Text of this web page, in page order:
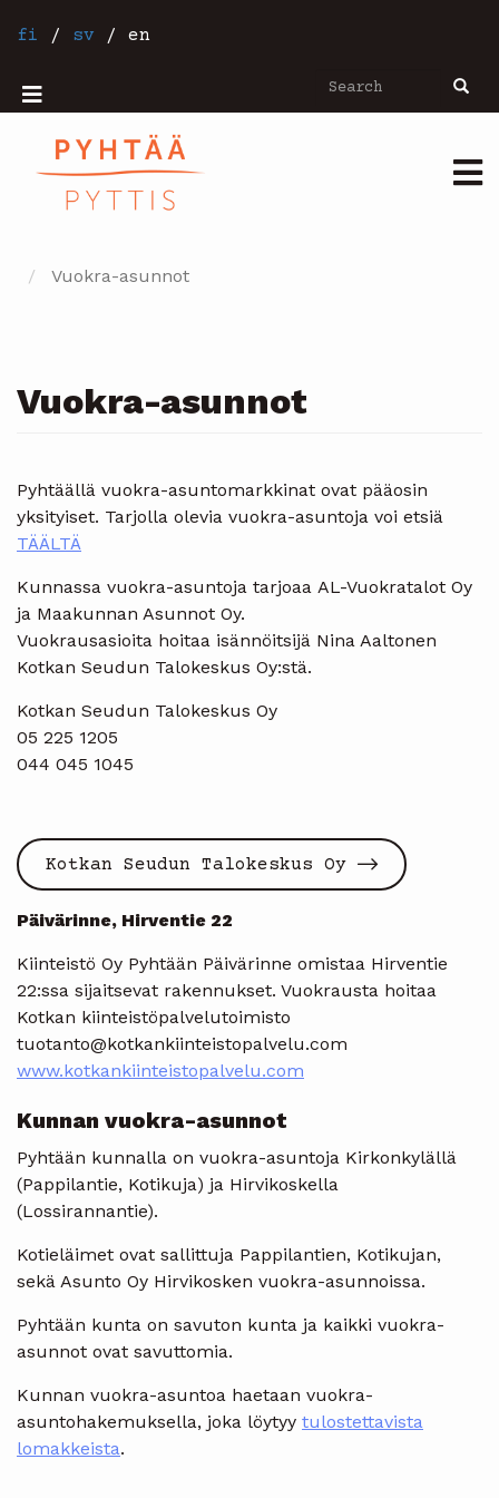
fi / sv / en
Search
Mobiilivalikko
Vuokra-asunnot
Vuokra-asunnot
Pyhtäällä vuokra-asuntomarkkinat ovat pääosin
yksityiset. Tarjolla olevia vuokra-asuntoja voi etsiä
TÄÄLTÄ
Kunnassa vuokra-asuntoja tarjoaa AL-Vuokratalot Oy
ja Maakunnan Asunnot Oy.
Vuokrausasioita hoitaa isännöitsijä Nina Aaltonen
Kotkan Seudun Talokeskus Oy:stä.
Kotkan Seudun Talokeskus Oy
05 225 1205
044 045 1045
Kotkan Seudun Talokeskus Oy
Päivärinne, Hirventie 22
Kiinteistö Oy Pyhtään Päivärinne omistaa Hirventie
22:ssa sijaitsevat rakennukset. Vuokrausta hoitaa
Kotkan kiinteistöpalvelutoimisto
tuotanto@kotkankiinteistopalvelu.com
www.kotkankiinteistopalvelu.com
Kunnan vuokra-asunnot
Pyhtään kunnalla on vuokra-asuntoja Kirkonkylällä
(Pappilantie, Kotikuja) ja Hirvikoskella
(Lossirannantie).
Kotieläimet ovat sallittuja Pappilantien, Kotikujan,
sekä Asunto Oy Hirvikosken vuokra-asunnoissa.
Pyhtään kunta on savuton kunta ja kaikki vuokra-
asunnot ovat savuttomia.
Kunnan vuokra-asuntoa haetaan vuokra-
asuntohakemuksella, joka löytyy tulostettavista
lomakkeista.